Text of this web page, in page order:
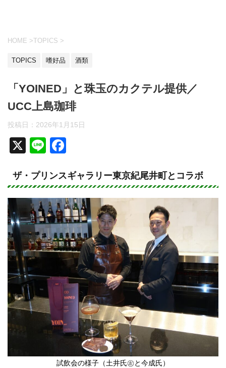
HOME >TOPICS >
TOPICS 嗜好品 酒類
「YOINED」と珠玉のカクテル提供／
UCC上島珈琲
投稿日： 2026年1月15日
X
Li
e
c
e
b
o
o
k
ザ・プリンスギャラリー東京紀尾井町とコラボ
試飲会の様子（土井氏㊧と今成氏）